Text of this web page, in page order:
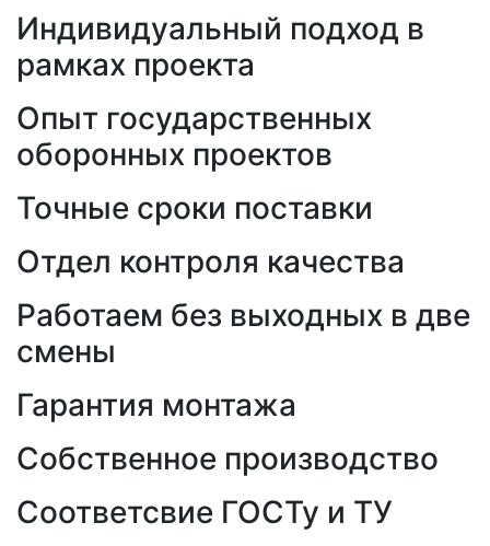
Индивидуальный подход в
рамках проекта
Опыт государственных
оборонных проектов
Точные сроки поставки
Отдел контроля качества
Работаем без выходных в две
смены
Гарантия монтажа
Собственное производство
Соответсвие ГОСТу и ТУ